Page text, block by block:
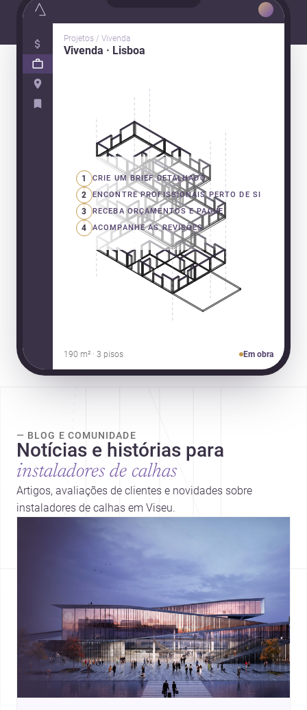
Projetos / Vivenda
Vivenda · Lisboa
1 CRIE UM BRIEF DETALHADO
2 ENCONTRE PROFISSIONAIS PERTO DE SI
3 RECEBA ORÇAMENTOS E PAGUE
4 ACOMPANHE AS REVISÕES
190 m² · 3 pisos Em obra
— BLOG E COMUNIDADE
Notícias e histórias para
instaladores de calhas
Artigos, avaliações de clientes e novidades sobre
instaladores de calhas em Viseu.